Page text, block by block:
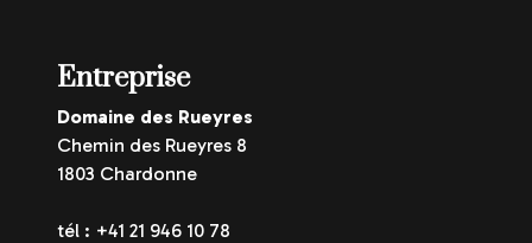
Entreprise
Domaine des Rueyres
Chemin des Rueyres 8
1803 Chardonne
tél : +41 21 946 10 78